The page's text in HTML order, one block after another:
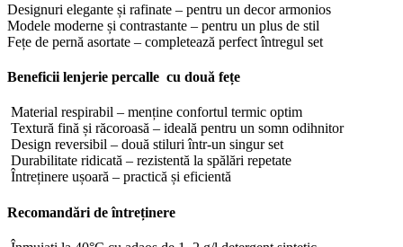
Designuri elegante și rafinate – pentru un decor armonios
Modele moderne și contrastante – pentru un plus de stil
Fețe de pernă asortate – completează perfect întregul set
Beneficii lenjerie percalle cu două fețe
Material respirabil – menține confortul termic optim
Textură fină și răcoroasă – ideală pentru un somn odihnitor
Design reversibil – două stiluri într-un singur set
Durabilitate ridicată – rezistentă la spălări repetate
Întreținere ușoară – practică și eficientă
Recomandări de întreținere